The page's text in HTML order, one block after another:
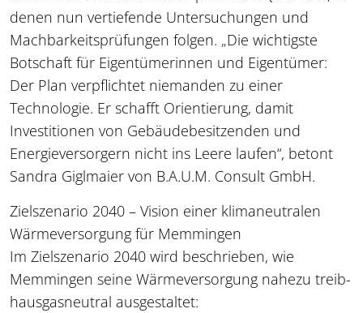
denen nun vertiefende Untersuchungen und
Machbarkeitsprüfungen folgen. „Die wichtigste
Botschaft für Eigentümerinnen und Eigentümer:
Der Plan verpflichtet niemanden zu einer
Technologie. Er schafft Orientierung, damit
Investitionen von Gebäudebesitzenden und
Energieversorgern nicht ins Leere laufen“, betont
Sandra Giglmaier von B.A.U.M. Consult GmbH.
Zielszenario 2040 – Vision einer klimaneutralen
Wärmeversorgung für Memmingen
Im Zielszenario 2040 wird beschrieben, wie
Memmingen seine Wärmeversorgung nahezu treib-
hausgasneutral ausgestaltet: